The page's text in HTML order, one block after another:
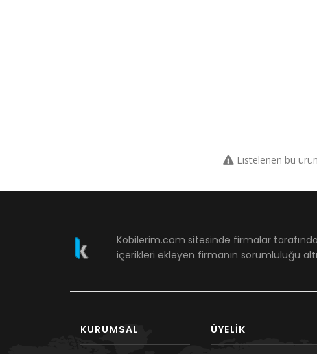
Listelenen bu
Kobilerim.com sitesinde firmalar
içerikleri ekleyen firmanın sorumluluğu
KURUMSAL ÜYELIK